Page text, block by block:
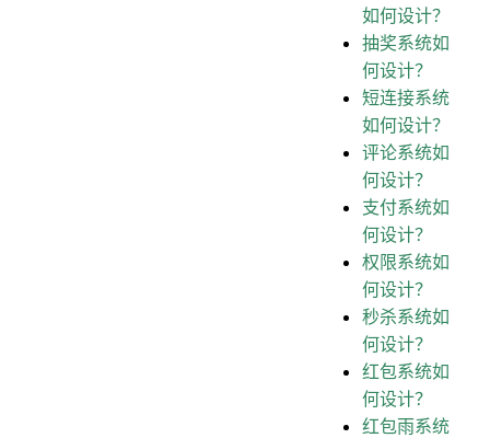
如何设计？
抽奖系统如
何设计？
短连接系统
如何设计？
评论系统如
何设计？
支付系统如
何设计？
权限系统如
何设计？
秒杀系统如
何设计？
红包系统如
何设计？
红包雨系统